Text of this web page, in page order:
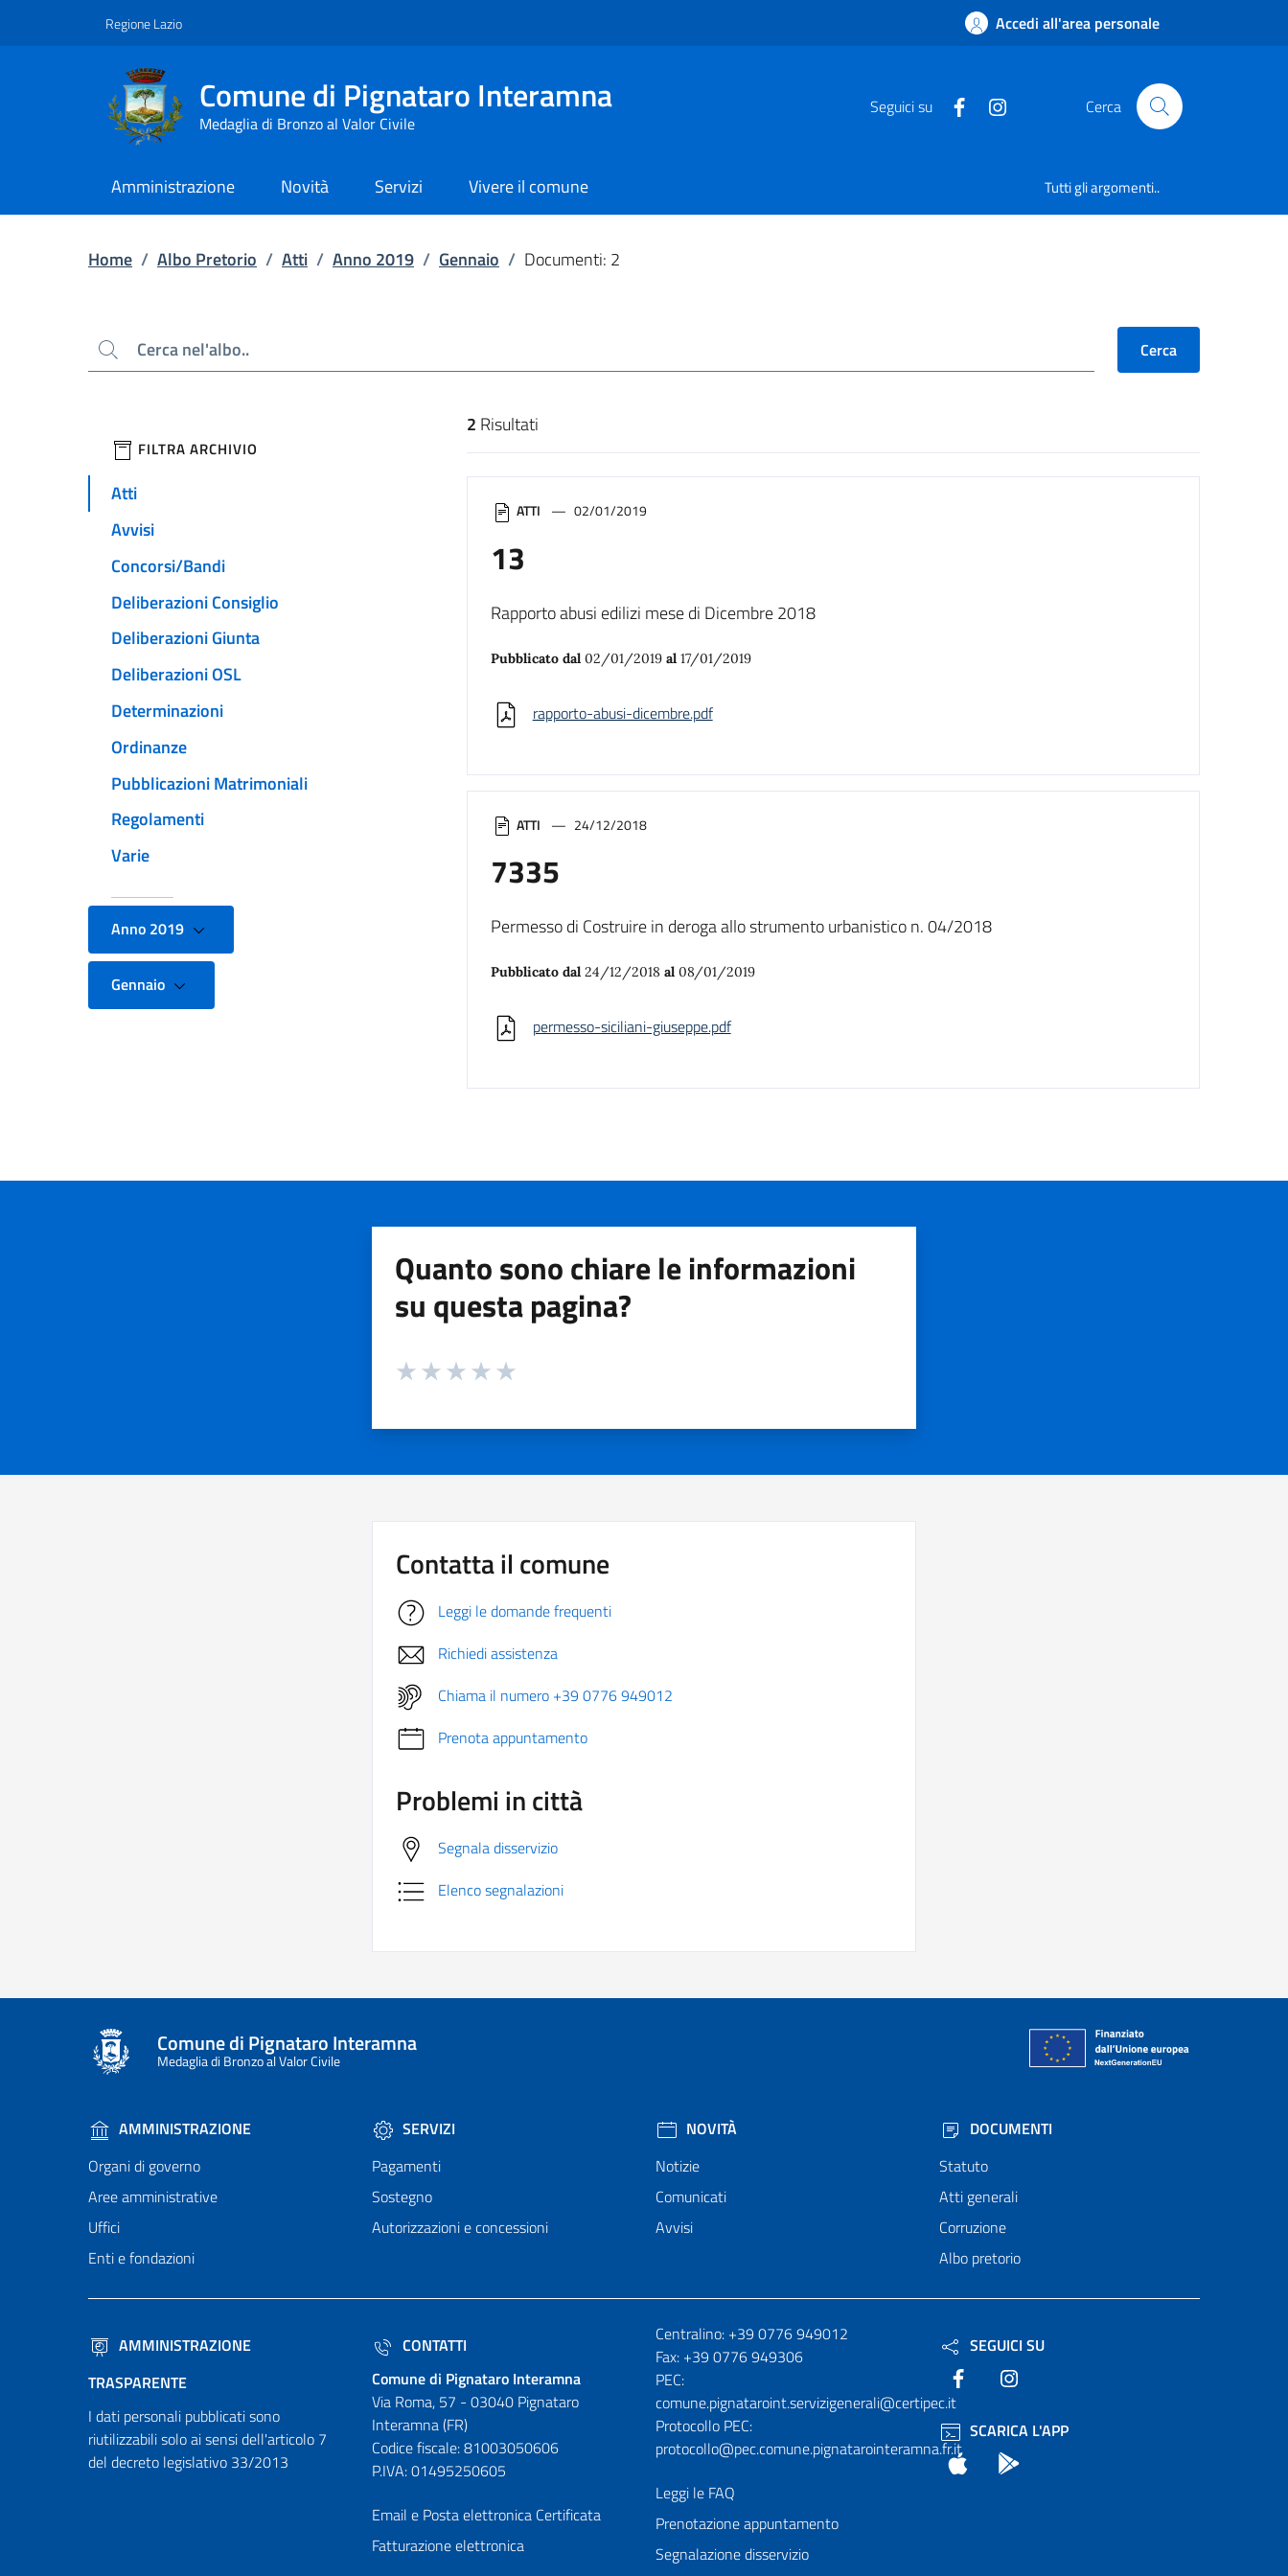
Regione Lazio Accedi all'area personale
Comune di Pignataro Interamna
Medaglia di Bronzo al Valor Civile
Seguici su Cerca
Amministrazione Novità Servizi Vivere il comune Tutti gli argomenti..
Home / Albo Pretorio / Atti / Anno 2019 / Gennaio / Documenti: 2
Cerca Cerca
filtri da applicare
FILTRA ARCHIVIO
Atti
Avvisi
Concorsi/Bandi
Deliberazioni Consiglio
Deliberazioni Giunta
Deliberazioni OSL
Determinazioni
Ordinanze
Pubblicazioni Matrimoniali
Regolamenti
Varie
Anno 2019
Gennaio
Risultati di ricerca
2 Risultati
ATTI 02/01/2019
13
Rapporto abusi edilizi mese di Dicembre 2018
Pubblicato dal 02/01/2019 al17/01/2019
rapporto-abusi-dicembre.pdf
ATTI 24/12/2018
7335
Permesso di Costruire in deroga allo strumento urbanistico n. 04/2018
Pubblicato dal 24/12/2018 al08/01/2019
permesso-siciliani-giuseppe.pdf
Quanto sono chiare le informazioni
su questa pagina?
Valuta da 1 a 5 stelle la pagina
Contatta il comune
Leggi le domande frequenti
Richiedi assistenza
Chiama il numero +39 0776 949012
Prenota appuntamento
Problemi in città
Segnala disservizio
Elenco segnalazioni
Comune di Pignataro Interamna
Medaglia di Bronzo al Valor Civile
AMMINISTRAZIONE
Organi di governo
Aree amministrative
Uffici
Enti e fondazioni
SERVIZI
Pagamenti
Sostegno
Autorizzazioni e concessioni
NOVITÀ
Notizie
Comunicati
Avvisi
DOCUMENTI
Statuto
Atti generali
Corruzione
Albo pretorio
AMMINISTRAZIONE
TRASPARENTE
I dati personali pubblicati sono
riutilizzabili solo ai sensi dell'articolo 7
del decreto legislativo 33/2013
CONTATTI
Comune di Pignataro Interamna
Via Roma, 57 - 03040 Pignataro
Interamna (FR)
Codice fiscale: 81003050606
P.IVA: 01495250605
Email e Posta elettronica Certificata
Fatturazione elettronica
Numeri utili
Centralino: +39 0776 949012
Fax: +39 0776 949306
PEC:
comune.pignataroint.servizigenerali@certipec.it
Protocollo PEC:
protocollo@pec.comune.pignatarointeramna.fr.it
Leggi le FAQ
Prenotazione appuntamento
Segnalazione disservizio
SEGUICI SU
Facebook
SCARICA L'APP
App Store